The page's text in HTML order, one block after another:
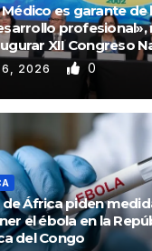
es garante de
XII Congreso
6, 2026 0
de África piden
el ébola en la
del Congo